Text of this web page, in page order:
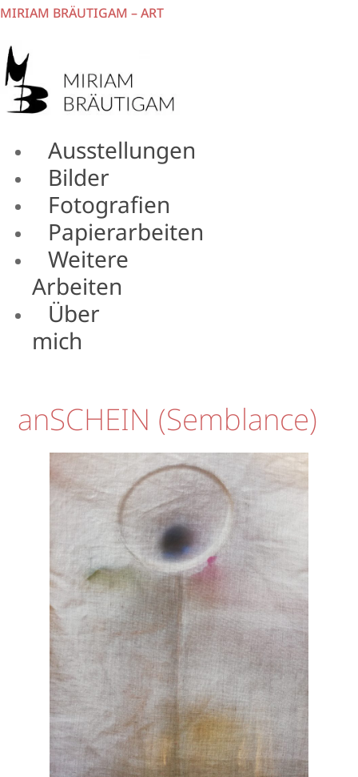
MIRIAM BRÄUTIGAM – ART
Menü
Ausstellungen
Bilder
Fotografien
Papierarbeiten
Weitere
Arbeiten
Über
mich
anSCHEIN (Semblance)